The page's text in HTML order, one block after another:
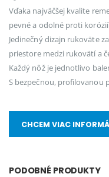
Vďaka najväčšej kvalite
pevné a odolné proti
Jedinečný dizajn rukoväte
priestore medzi rukovätí a
Každý nôž je jednotlivo
S bezpečnou, profilovanou
CHCEM VIAC
PODOBNÉ PRODUKTY